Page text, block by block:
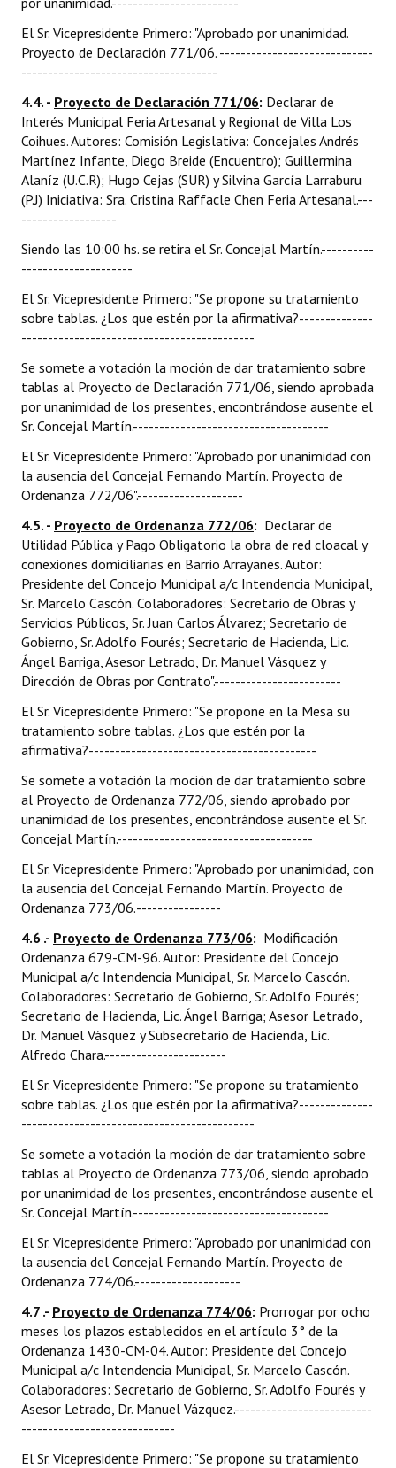
El Sr. Vicepresidente Primero: "Aprobado por unanimidad.
Proyecto de Declaración 771/06. -----------------------------
-------------------------------------
4.4. - Proyecto de Declaración 771/06: Declarar de
Interés Municipal Feria Artesanal y Regional de Villa Los
Coihues. Autores: Comisión Legislativa: Concejales Andrés
Martínez Infante, Diego Breide (Encuentro); Guillermina
Alaníz (U.C.R); Hugo Cejas (SUR) y Silvina García Larraburu
(P.J) Iniciativa: Sra. Cristina Raffacle Chen Feria Artesanal.---
------------------
Siendo las 10:00 hs. se retira el Sr. Concejal Martín.----------
---------------------
El Sr. Vicepresidente Primero: "Se propone su tratamiento
sobre tablas. ¿Los que estén por la afirmativa?--------------
--------------------------------------------
Se somete a votación la moción de dar tratamiento sobre
tablas al Proyecto de Declaración 771/06, siendo aprobada
por unanimidad de los presentes, encontrándose ausente el
Sr. Concejal Martín.-------------------------------------
El Sr. Vicepresidente Primero: "Aprobado por unanimidad con
la ausencia del Concejal Fernando Martín. Proyecto de
Ordenanza 772/06".--------------------
4.5. - Proyecto de Ordenanza 772/06: Declarar de
Utilidad Pública y Pago Obligatorio la obra de red cloacal y
conexiones domiciliarias en Barrio Arrayanes. Autor:
Presidente del Concejo Municipal a/c Intendencia Municipal,
Sr. Marcelo Cascón. Colaboradores: Secretario de Obras y
Servicios Públicos, Sr. Juan Carlos Álvarez; Secretario de
Gobierno, Sr. Adolfo Fourés; Secretario de Hacienda, Lic.
Ángel Barriga, Asesor Letrado, Dr. Manuel Vásquez y
Dirección de Obras por Contrato".------------------------
El Sr. Vicepresidente Primero: "Se propone en la Mesa su
tratamiento sobre tablas. ¿Los que estén por la
afirmativa?-------------------------------------------
Se somete a votación la moción de dar tratamiento sobre
al Proyecto de Ordenanza 772/06, siendo aprobado por
unanimidad de los presentes, encontrándose ausente el Sr.
Concejal Martín.-------------------------------------
El Sr. Vicepresidente Primero: "Aprobado por unanimidad, con
la ausencia del Concejal Fernando Martín. Proyecto de
Ordenanza 773/06.----------------
4.6 .- Proyecto de Ordenanza 773/06: Modificación
Ordenanza 679-CM-96. Autor: Presidente del Concejo
Municipal a/c Intendencia Municipal, Sr. Marcelo Cascón.
Colaboradores: Secretario de Gobierno, Sr. Adolfo Fourés;
Secretario de Hacienda, Lic. Ángel Barriga; Asesor Letrado,
Dr. Manuel Vásquez y Subsecretario de Hacienda, Lic.
Alfredo Chara.-----------------------
El Sr. Vicepresidente Primero: "Se propone su tratamiento
sobre tablas. ¿Los que estén por la afirmativa?--------------
--------------------------------------------
Se somete a votación la moción de dar tratamiento sobre
tablas al Proyecto de Ordenanza 773/06, siendo aprobado
por unanimidad de los presentes, encontrándose ausente el
Sr. Concejal Martín.-------------------------------------
El Sr. Vicepresidente Primero: "Aprobado por unanimidad con
la ausencia del Concejal Fernando Martín. Proyecto de
Ordenanza 774/06.--------------------
4.7 .- Proyecto de Ordenanza 774/06: Prorrogar por ocho
meses los plazos establecidos en el artículo 3° de la
Ordenanza 1430-CM-04. Autor: Presidente del Concejo
Municipal a/c Intendencia Municipal, Sr. Marcelo Cascón.
Colaboradores: Secretario de Gobierno, Sr. Adolfo Fourés y
Asesor Letrado, Dr. Manuel Vázquez.--------------------------
-----------------------------
El Sr. Vicepresidente Primero: "Se propone su tratamiento